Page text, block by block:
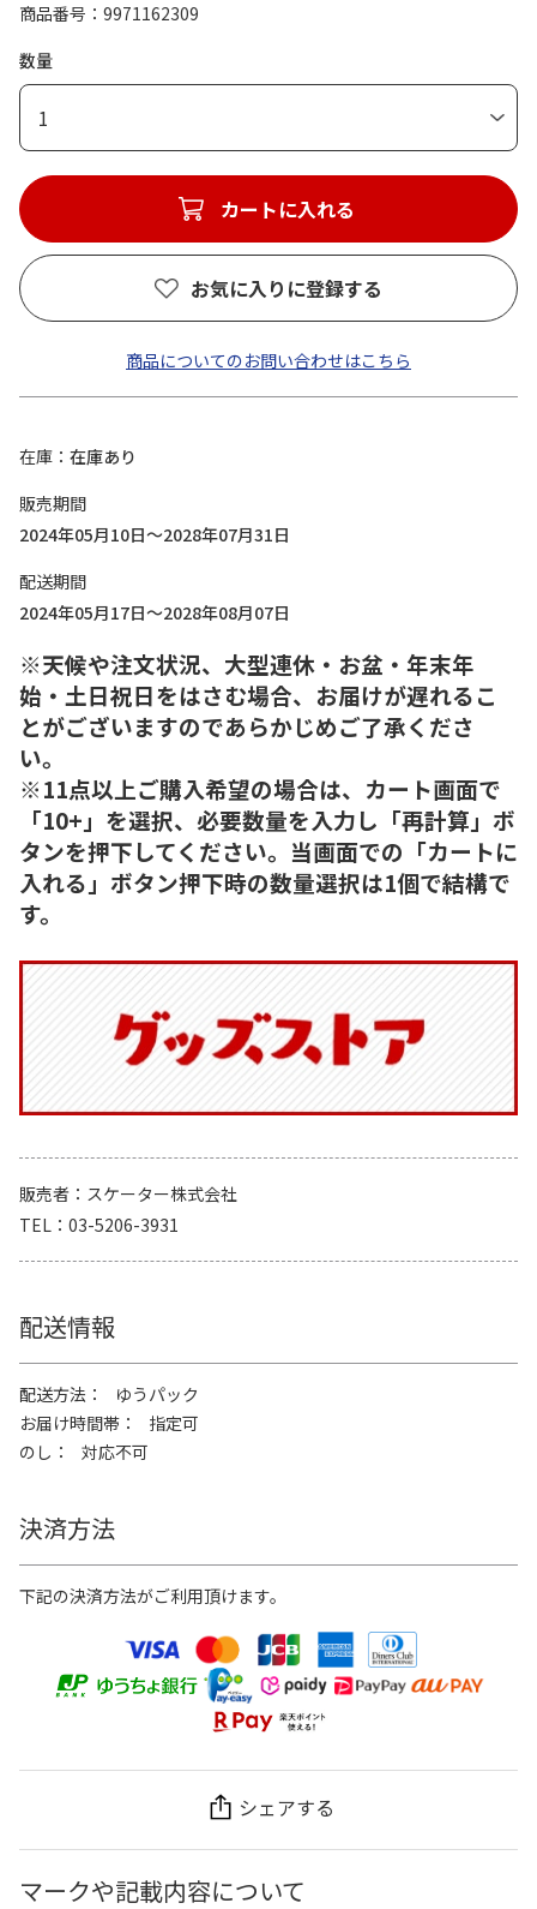
商品番号
9971162309
数量
1
カートに入れる
お気に入りに登録する
商品についてのお問い合わせはこちら
在庫
在庫あり
販売期間
2024年05月10日～2028年07月31日
配送期間
2024年05月17日～2028年08月07日
※天候や注文状況、大型連休・お盆・年末年
始・土日祝日をはさむ場合、お届けが遅れるこ
とがございますのであらかじめご了承くださ
い。
※11点以上ご購入希望の場合は、カート画面で
「10+」を選択、必要数量を入力し「再計算」ボ
タンを押下してください。当画面での「カートに
入れる」ボタン押下時の数量選択は1個で結構で
す。
販売者
スケーター株式会社
TEL
03-5206-3931
配送情報
配送方法
ゆうパック
お届け時間帯
指定可
のし
対応不可
決済方法
下記の決済方法がご利用頂けます。
シェアする
マークや記載内容について